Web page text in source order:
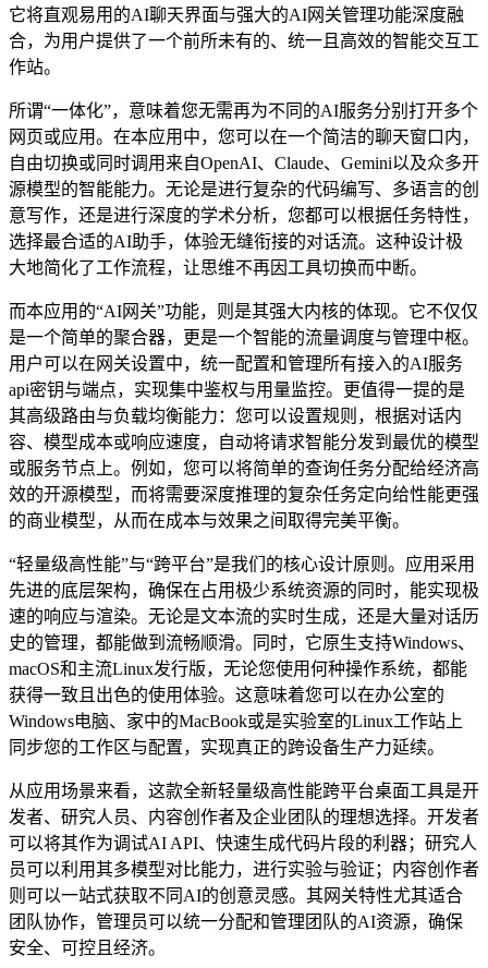
它将直观易用的AI聊天界面与强大的AI网关管理功能深度融
合，为用户提供了一个前所未有的、统一且高效的智能交互工
作站。
所谓“一体化”，意味着您无需再为不同的AI服务分别打开多个
网页或应用。在本应用中，您可以在一个简洁的聊天窗口内，
自由切换或同时调用来自OpenAI、Claude、Gemini以及众多开
源模型的智能能力。无论是进行复杂的代码编写、多语言的创
意写作，还是进行深度的学术分析，您都可以根据任务特性，
选择最合适的AI助手，体验无缝衔接的对话流。这种设计极
大地简化了工作流程，让思维不再因工具切换而中断。
而本应用的“AI网关”功能，则是其强大内核的体现。它不仅仅
是一个简单的聚合器，更是一个智能的流量调度与管理中枢。
用户可以在网关设置中，统一配置和管理所有接入的AI服务
api密钥与端点，实现集中鉴权与用量监控。更值得一提的是
其高级路由与负载均衡能力：您可以设置规则，根据对话内
容、模型成本或响应速度，自动将请求智能分发到最优的模型
或服务节点上。例如，您可以将简单的查询任务分配给经济高
效的开源模型，而将需要深度推理的复杂任务定向给性能更强
的商业模型，从而在成本与效果之间取得完美平衡。
“轻量级高性能”与“跨平台”是我们的核心设计原则。应用采用
先进的底层架构，确保在占用极少系统资源的同时，能实现极
速的响应与渲染。无论是文本流的实时生成，还是大量对话历
史的管理，都能做到流畅顺滑。同时，它原生支持Windows、
macOS和主流Linux发行版，无论您使用何种操作系统，都能
获得一致且出色的使用体验。这意味着您可以在办公室的
Windows电脑、家中的MacBook或是实验室的Linux工作站上
同步您的工作区与配置，实现真正的跨设备生产力延续。
从应用场景来看，这款全新轻量级高性能跨平台桌面工具是开
发者、研究人员、内容创作者及企业团队的理想选择。开发者
可以将其作为调试AI API、快速生成代码片段的利器；研究人
员可以利用其多模型对比能力，进行实验与验证；内容创作者
则可以一站式获取不同AI的创意灵感。其网关特性尤其适合
团队协作，管理员可以统一分配和管理团队的AI资源，确保
安全、可控且经济。